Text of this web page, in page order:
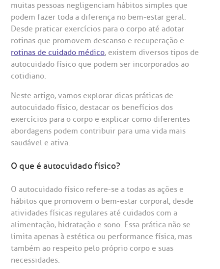
de consultas e exames
de exames
de Exames
SAC
atendimento e dos serviços prestados.
A Ouvidoria e SAC são canais para você, cliente da BP, tirar
suas dúvidas, registrar suas reclamações ou fazer elogios
relacionados ao nosso atendimento e aos nossos serviços.
Horário de atendimento: 2ª a 6ª feira das 7h às 18h
(11)3505-1000
Saiba mais
e Pesquisa
de conduta
Financeiras
de Infarto SUS
de Visita
de Oncologia e Hematologia
de Excelência em Neurologia e
muitas pessoas negligenciam hábitos simples que
podem fazer toda a diferença no bem-estar geral.
Desde praticar exercícios para o corpo até adotar
rotinas que promovem descanso e recuperação e
rotinas de cuidado médico, existem diversos tipos de
autocuidado físico que podem ser incorporados ao
cotidiano.
Neste artigo, vamos explorar dicas práticas de
autocuidado físico, destacar os benefícios dos
exercícios para o corpo e explicar como diferentes
abordagens podem contribuir para uma vida mais
saudável e ativa.
O que é autocuidado físico?
O autocuidado físico refere-se a todas as ações e
hábitos que promovem o bem-estar corporal, desde
atividades físicas regulares até cuidados com a
alimentação, hidratação e sono. Essa prática não se
limita apenas à estética ou performance física, mas
também ao respeito pelo próprio corpo e suas
necessidades.